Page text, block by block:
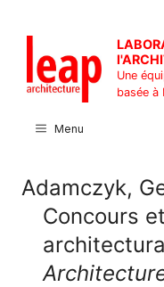
contenu
Une
basée à
Menu
Adamczyk,
Concours